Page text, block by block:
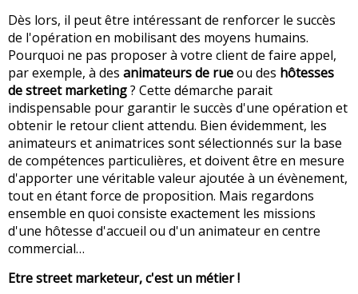
Dès lors, il peut être intéressant de renforcer le succès
de l'opération en mobilisant des moyens humains.
Pourquoi ne pas proposer à votre client de faire appel,
par exemple, à des animateurs de rueou des hôtesses
de street marketing? Cette démarche parait
indispensable pour garantir le succès d'une opération et
obtenir le retour client attendu. Bien évidemment, les
animateurs et animatrices sont sélectionnés sur la base
de compétences particulières, et doivent être en mesure
d'apporter une véritable valeur ajoutée à un évènement,
tout en étant force de proposition. Mais regardons
ensemble en quoi consiste exactement les missions
d'une hôtesse d'accueil ou d'un animateur en centre
commercial…
Etre street marketeur, c'est un métier !